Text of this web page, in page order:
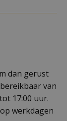
dan gerust
van
17:00 uur.
werkdagen